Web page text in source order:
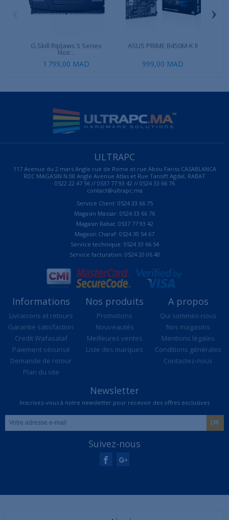
G.Skill RipJaws 5 Series
Noir...
1 799,00 MAD
ASUS PRIME B450M-K II
999,00 MAD
›
ULTRAPC
117 Avenue du 2 mars Angle rue de Rome et rue Abou Fariss CASABLANCA
RDC MAGASIN N 08 Angle Avenue Atlas et Rue Tansift Agdal, RABAT
0522 22 47 56 // 0537 77 93 42 // 0524 33 66 76
contact@ultrapc.ma
Service Client: 0524 33 66 75
Magasin Massar: 0524 33 66 76
Magasin Rabat: 0537 77 93 42
Magasin Charaf: 0524 30 54 67
Service technique: 0524 33 66 54
Service facturation: 0524 20 06 40
Informations
Livraisons et retours
Garantie satisfaction
Credit Wafasalaf
Paiement sécurisé
Demande de retour
Plan du site
Nos produits
Promotions
Nouveautés
Meilleures ventes
Liste des marques
A propos
Qui sommes-nous
Nos magasins
Mentions légales
Conditions générales
Contactez-nous
Newsletter
Inscrivez-vous à notre newsletter pour recevoir des offres exclusives
Suivez-nous